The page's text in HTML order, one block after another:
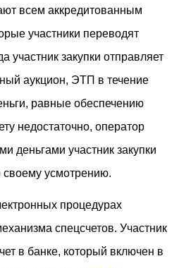
всем аккредитованным
участники переводят
участник закупки отправляет
аукцион, ЭТП в течение
равные обеспечению
недостаточно, оператор
деньгами участник закупки
своему усмотрению.
процедурах
спецсчетов. Участник
в банке, который включен в